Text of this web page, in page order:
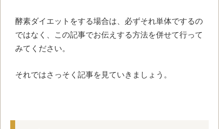
酵素ダイエットをする場合は、必ずそれ単体でするの
ではなく、この記事でお伝えする方法を併せて行って
みてください。
それではさっそく記事を見ていきましょう。